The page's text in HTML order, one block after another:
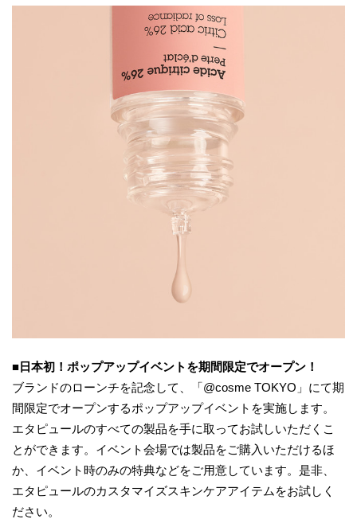
■ 日本初！ポップアップイベントを期間限定でオープン！
ブランドのローンチを記念して、「@cosme TOKYO」にて期
間限定でオープンするポップアップイベントを実施します。
エタピュールのすべての製品を手に取ってお試しいただくこ
とができます。イベント会場では製品をご購入いただけるほ
か、イベント時のみの特典などをご⽤意しています。是⾮、
エタピュールのカスタマイズスキンケアアイテムをお試しく
ださい。